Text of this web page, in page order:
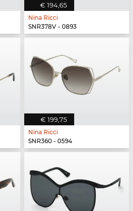
€ 194,65
Nina Ricci
SNR378V - 0893
€ 199,75
Nina Ricci
SNR360 - 0594